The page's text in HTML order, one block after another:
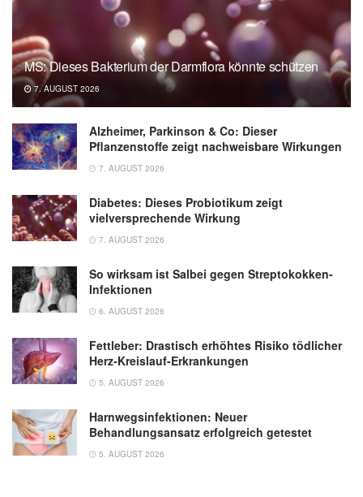
Eye Movements; in: Current Biology, 2020,
cell.com
MS: Dieses Bakterium der Darmflora könnte schützen
7. AUGUST 2026
Alzheimer, Parkinson & Co: Dieser
Pflanzenstoffe zeigt nachweisbare Wirkungen
7. AUGUST 2026
Diabetes: Dieses Probiotikum zeigt
vielversprechende Wirkung
7. AUGUST 2026
So wirksam ist Salbei gegen Streptokokken-
Infektionen
6. AUGUST 2026
Fettleber: Drastisch erhöhtes Risiko tödlicher
Herz-Kreislauf-Erkrankungen
5. AUGUST 2026
Harnwegsinfektionen: Neuer
Behandlungsansatz erfolgreich getestet
5. AUGUST 2026